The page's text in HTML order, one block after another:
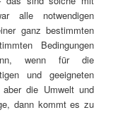
alle notwendigen
ganz bestimmten
Bedingungen
wenn für die
und geeigneten
die Umwelt und
dann kommt es zu